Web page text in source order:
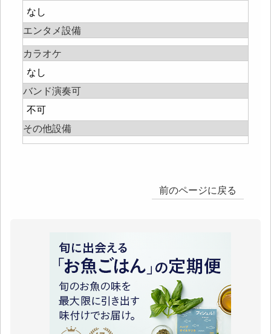
なし
エンタメ設備
カラオケ
なし
バンド演奏可
不可
その他設備
前のページに戻る